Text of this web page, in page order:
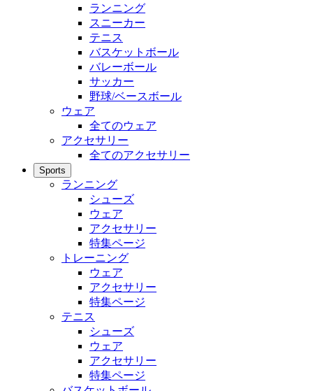
ランニング
スニーカー
テニス
バスケットボール
バレーボール
サッカー
野球/ベースボール
ウェア
全てのウェア
アクセサリー
全てのアクセサリー
Sports
ランニング
シューズ
ウェア
アクセサリー
特集ページ
トレーニング
ウェア
アクセサリー
特集ページ
テニス
シューズ
ウェア
アクセサリー
特集ページ